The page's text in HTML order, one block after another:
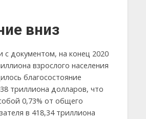
вниз
с документом, на конец 2020
взрослого населения
благосостояние
триллиона долларов, что
0,73% от общего
в 418,34 триллиона